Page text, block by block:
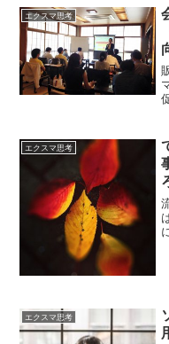
エクスマ思考
エクスマ思考
エクスマ思考